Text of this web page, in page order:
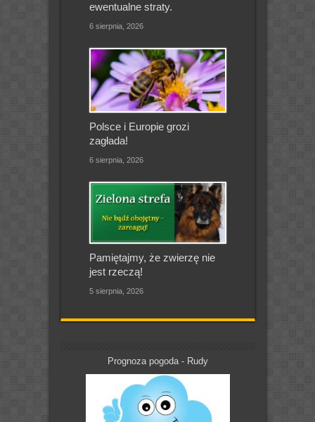
ewentualne straty.
6 sierpnia, 2026
Polsce i Europie grozi
zagłada!
6 sierpnia, 2026
Pamiętajmy, że zwierzę nie
jest rzeczą!
5 sierpnia, 2026
Prognoza pogoda - Rudy